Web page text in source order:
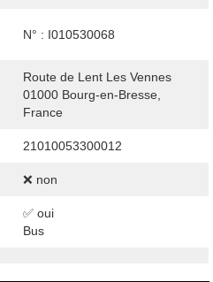
N° : I010530068
Route de Lent Les Vennes
01000 Bourg-en-Bresse,
France
21010053300012
❌ non
✅ oui
Bus